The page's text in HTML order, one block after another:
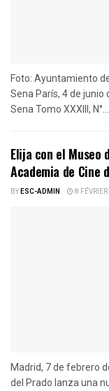
Foto: Ayuntamiento
Sena París, 4 de junio
Sena Tomo XXXIII, N°...
Elija con el Museo
Academia de Cine
BYESC-ADMIN 8
Madrid, 7 de febrero
del Prado lanza una